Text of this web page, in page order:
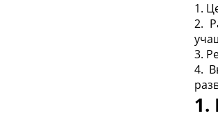
1.
2.
3.
4.
1.